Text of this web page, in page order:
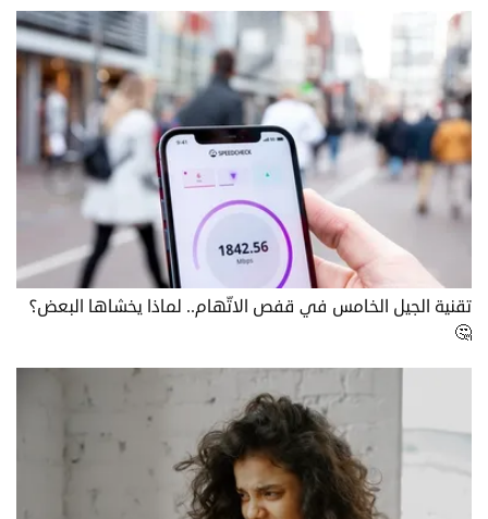
تقنية الجيل الخامس في قفص الاتّهام.. لماذا يخشاها البعض؟
🤔